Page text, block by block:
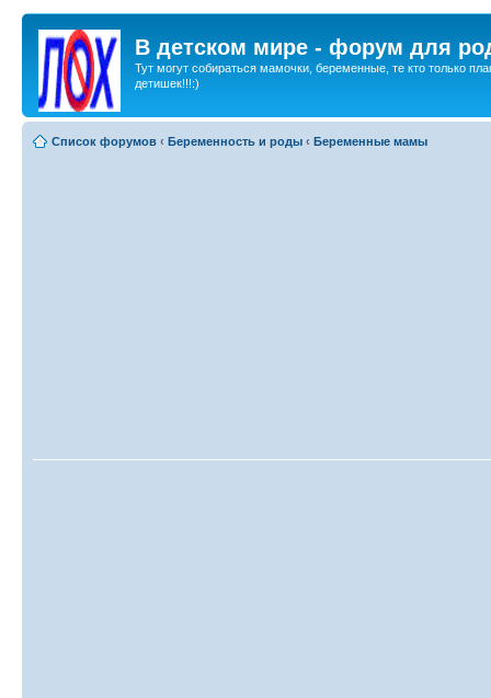
В детском мире - форум для
Тут могут собираться мамочки, беременные, те кто только
детишек!!!:)
Список форумов ‹ Беременность и роды ‹ Беременные мамы